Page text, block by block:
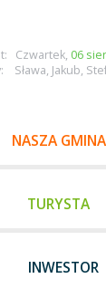
Czwartek, 06
Sława, Jakub,
NASZA GMINA
TURYSTA
INWESTOR